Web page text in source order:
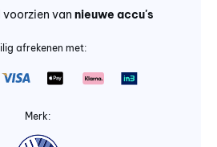
van nieuwe accu's
afrekenen met:
Merk: